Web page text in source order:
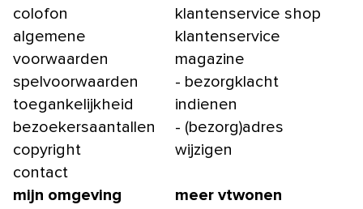
colofon
algemene
voorwaarden
spelvoorwaarden
toegankelijkheid
bezoekersaantallen
copyright
contact
klantenservice shop
klantenservice
magazine
- bezorgklacht
indienen
- (bezorg)adres
wijzigen
mijn omgeving
meer vtwonen